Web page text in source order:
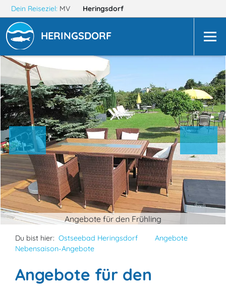
Dein Reiseziel: MV Heringsdorf
HERINGSDORF
Angebote für den Frühling
Du bist hier: Ostseebad Heringsdorf
Angebote
Nebensaison-Angebote
Angebote für den